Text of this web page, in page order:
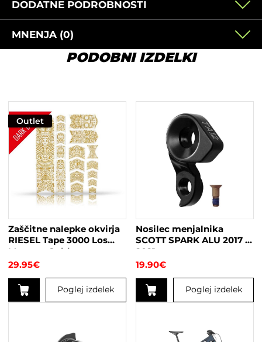
DODATNE PODROBNOSTI
MNENJA (0)
PODOBNI IZDELKI
Outlet
Zaščitne nalepke okvirja
RIESEL Tape 3000 Los
Muertos Gold
29.95€
Poglej izdelek
Nosilec menjalnika
SCOTT SPARK ALU 2017 –
2021
19.90€
Poglej izdelek